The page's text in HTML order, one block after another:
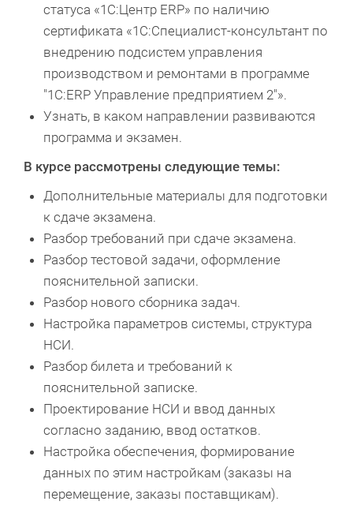
статуса «1С:Центр ERP» по наличию
сертификата «1С:Специалист-консультант по
внедрению подсистем управления
производством и ремонтами в программе
"1С:ERP Управление предприятием 2"».
Узнать, в каком направлении развиваются
программа и экзамен.
В курсе рассмотрены следующие темы:
Дополнительные материалы для подготовки
к сдаче экзамена.
Разбор требований при сдаче экзамена.
Разбор тестовой задачи, оформление
пояснительной записки.
Разбор нового сборника задач.
Настройка параметров системы, структура
НСИ.
Разбор билета и требований к
пояснительной записке.
Проектирование НСИ и ввод данных
согласно заданию, ввод остатков.
Настройка обеспечения, формирование
данных по этим настройкам (заказы на
перемещение, заказы поставщикам).